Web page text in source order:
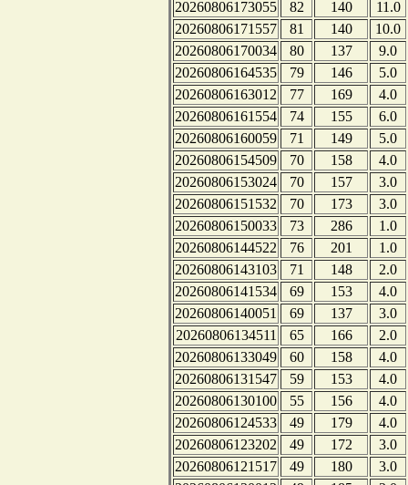
20260806173055
82 140
11.0
20260806171557
81 140
10.0
20260806170034
80 137
9.0
20260806164535
79 146
5.0
20260806163012
77 169
4.0
20260806161554
74 155
6.0
20260806160059
71 149
5.0
20260806154509
70 158
4.0
20260806153024
70 157
3.0
20260806151532
70 173
3.0
20260806150033
73 286
1.0
20260806144522
76 201
1.0
20260806143103
71 148
2.0
20260806141534
69 153
4.0
20260806140051
69 137
3.0
20260806134511
65 166
2.0
20260806133049
60 158
4.0
20260806131547
59 153
4.0
20260806130100
55 156
4.0
20260806124533
49 179
4.0
20260806123202
49 172
3.0
20260806121517
49 180
3.0